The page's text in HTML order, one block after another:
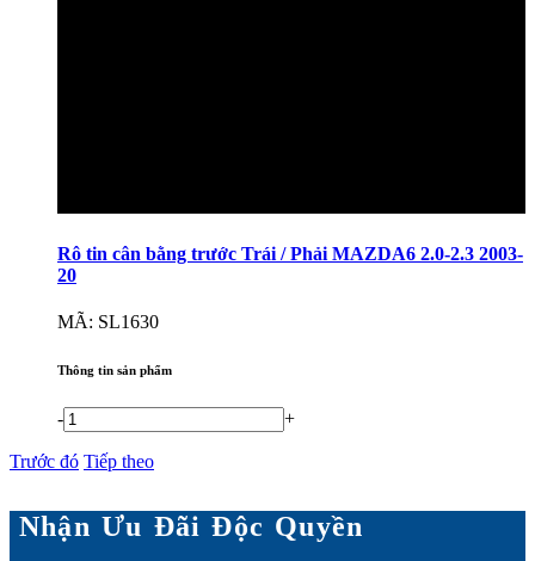
Rô tin cân bằng trước Trái / Phải MAZDA6 2.0-2.3 2003-
20
MÃ: SL1630
Thông tin sản phẩm
- +
Trước đó Tiếp theo
Nhận Ưu Đãi Độc Quyền